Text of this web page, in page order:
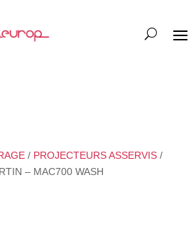
/ PROJECTEURS ASSERVIS/
– MAC700 WASH